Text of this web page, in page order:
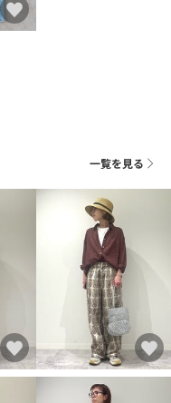
一覧を見る